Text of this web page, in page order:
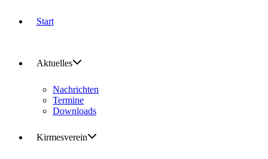
Start
Aktuelles
Nachrichten
Termine
Downloads
Kirmesverein